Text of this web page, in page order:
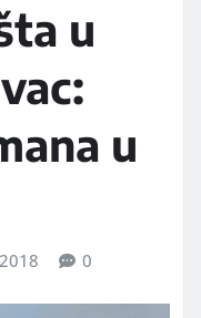
u
u
0